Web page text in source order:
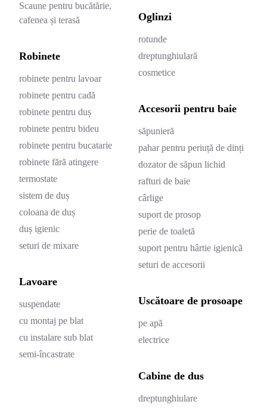
Scaune pentru bucătărie,
cafenea și terasă
Robinete
robinete pentru lavoar
robinete pentru cadă
robinete pentru duș
robinete pentru bideu
robinete pentru bucatarie
robinete fără atingere
termostate
sistem de duș
coloana de duș
duș igienic
seturi de mixare
Lavoare
suspendate
cu montaj pe blat
cu instalare sub blat
semi-încastrate
Oglinzi
rotunde
dreptunghiulară
cosmetice
Accesorii pentru baie
săpunieră
pahar pentru periuță de dinți
dozator de săpun lichid
rafturi de baie
cârlige
suport de prosop
perie de toaletă
suport pentru hârtie igienică
seturi de accesorii
Uscătoare de prosoape
pe apă
electrice
Cabine de dus
dreptunghiulare